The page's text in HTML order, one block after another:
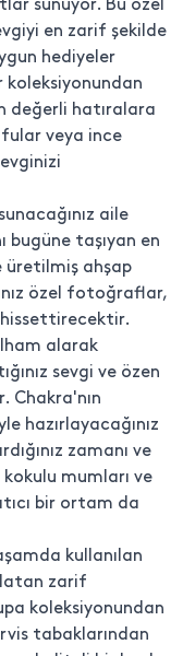
sunuyor. Bu özel
en zarif şekilde
hediyeler
koleksiyonundan
değerli hatıralara
veya ince
aile
bugüne taşıyan en
üretilmiş ahşap
özel fotoğraflar,
hissettirecektir.
alarak
sevgi ve özen
Chakra'nın
hazırlayacağınız
zamanı ve
mumları ve
bir ortam da
kullanılan
zarif
koleksiyonundan
tabaklarından